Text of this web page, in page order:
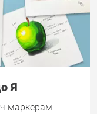
Я
маркерам